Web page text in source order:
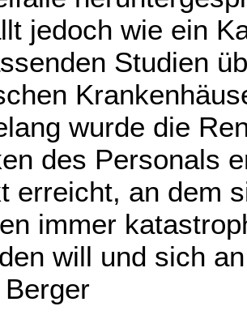
jedoch wie ein
Studien
wurde die
des Personals
erreicht, an dem
immer
will und sich